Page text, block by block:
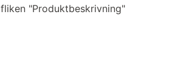
"Produktbeskrivning"